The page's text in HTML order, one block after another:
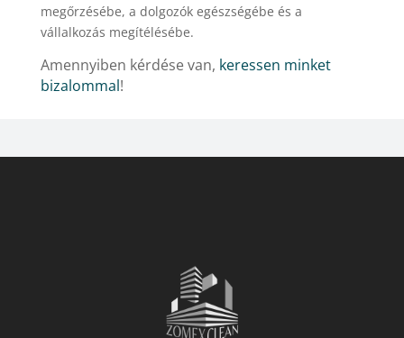
megőrzésébe, a dolgozók egészségébe és a
vállalkozás megítélésébe.
Amennyiben kérdése van, keressen minket
bizalommal!